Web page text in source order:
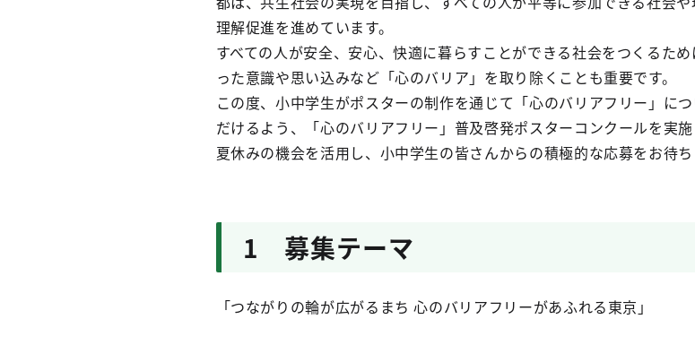
理解促進を進めています。
すべての人が安全、安心、快適に暮らすことができる社会をつくるた
った意識や思い込みなど「心のバリア」を取り除くことも重要です。
この度、小中学生がポスターの制作を通じて「心のバリアフリー」に
だけるよう、「心のバリアフリー」普及啓発ポスターコンクールを実施
夏休みの機会を活用し、小中学生の皆さんからの積極的な応募をお待ち
1 募集テーマ
「つながりの輪が広がるまち 心のバリアフリーがあふれる東京」